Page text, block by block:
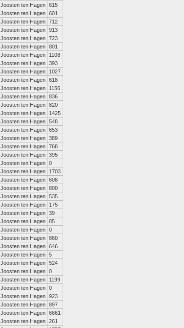
Joosten ten Hagen 615
Joosten ten Hagen 601
Joosten ten Hagen 712
Joosten ten Hagen 913
Joosten ten Hagen 723
Joosten ten Hagen 801
Joosten ten Hagen
1108
Joosten ten Hagen 393
Joosten ten Hagen
1027
Joosten ten Hagen 618
Joosten ten Hagen
1156
Joosten ten Hagen 836
Joosten ten Hagen 820
Joosten ten Hagen
1425
Joosten ten Hagen 548
Joosten ten Hagen 653
Joosten ten Hagen 389
Joosten ten Hagen 768
Joosten ten Hagen 395
Joosten ten Hagen 0
Joosten ten Hagen
1703
Joosten ten Hagen 608
Joosten ten Hagen 800
Joosten ten Hagen 535
Joosten ten Hagen
175
Joosten ten Hagen 39
Joosten ten Hagen 85
Joosten ten Hagen 0
Joosten ten Hagen 860
Joosten ten Hagen 646
Joosten ten Hagen 5
Joosten ten Hagen 524
Joosten ten Hagen 0
Joosten ten Hagen
1199
Joosten ten Hagen 0
Joosten ten Hagen 923
Joosten ten Hagen 897
Joosten ten Hagen 6661
Joosten ten Hagen 261